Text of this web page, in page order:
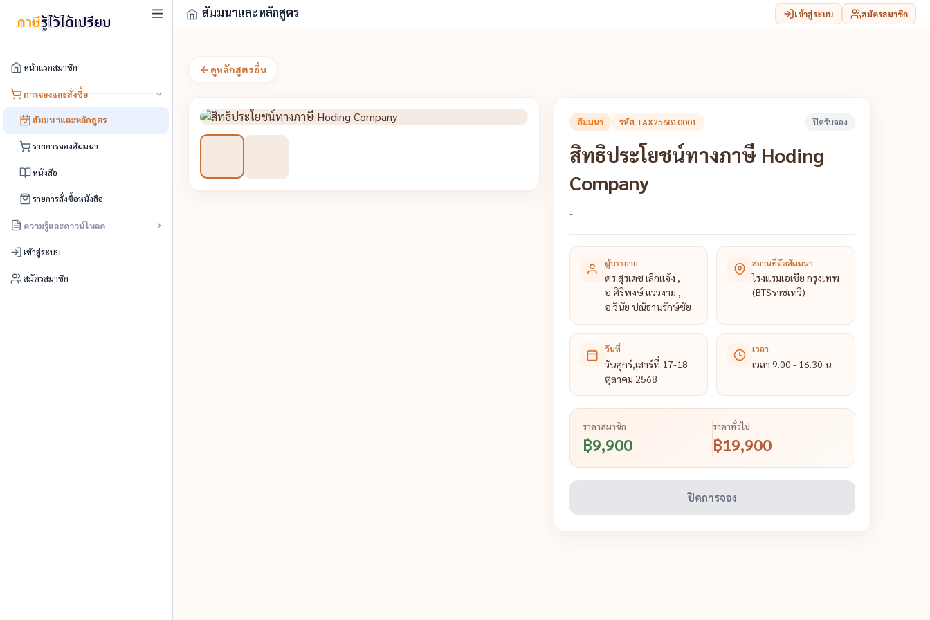
หน้าแรกสมาชิก
การจองและสั่งซื้อ
สัมมนาและหลักสูตร
รายการจองสัมมนา
หนังสือ
รายการสั่งซื้อหนังสือ
ความรู้และดาวน์โหลด
เข้าสู่ระบบ
สมัครสมาชิก
สัมมนาและหลักสูตร เข้าสู่ระบบ สมัครสมาชิก
ดูหลักสูตรอื่น
สัมมนา รหัส TAX256810001 ปิดรับจอง
สิทธิประโยชน์ทางภาษี Hoding
Company
-
ผู้บรรยาย
ดร.สุรเดช เล็กแจ้ง ,
อ.ศิริพงษ์ แววงาม ,
อ.วินัย ปณิธานรักษ์ชัย
สถานที่จัดสัมมนา
โรงแรมเอเชีย กรุงเทพ
(BTSราชเทวี)
วันที่
วันศุกร์,เสาร์ที่ 17-18
ตุลาคม 2568
เวลา
เวลา 9.00 - 16.30 น.
ราคาสมาชิก
฿9,900
ราคาทั่วไป
฿19,900
ปิดการจอง